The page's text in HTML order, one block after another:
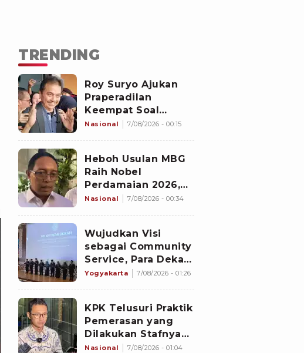
TRENDING
Roy Suryo Ajukan
Praperadilan
Keempat Soal
Status Cekal
Nasional 7/08/2026 - 00:15
Heboh Usulan MBG
Raih Nobel
Perdamaian 2026,
Istana Akhirnya
Nasional 7/08/2026 - 00:34
Wujudkan Visi
sebagai Community
Service, Para Dekan
Baru Universitas
Lima Agenda
Strategis
Yogyakarta 7/08/2026 - 01:26
KPK Telusuri Praktik
Pemerasan yang
Dilakukan Stafnya
ke Pihak Lain Selain
Nasional 7/08/2026 - 01:04